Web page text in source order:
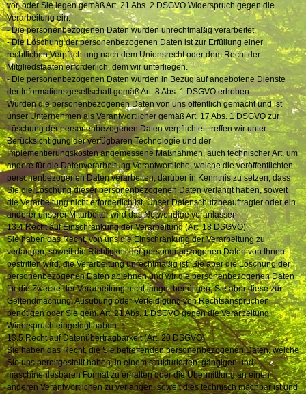
vor, oder Sie legen gemäß Art. 21 Abs. 2 DSGVO Widerspruch gegen die
Verarbeitung ein.
- Die personenbezogenen Daten wurden unrechtmäßig verarbeitet.
- Die Löschung der personenbezogenen Daten ist zur Erfüllung einer
rechtlichen Verpflichtung nach dem Unionsrecht oder dem Recht der
Mitgliedstaaten erforderlich, dem wir unterliegen.
- Die personenbezogenen Daten wurden in Bezug auf angebotene Dienste
der Informationsgesellschaft gemäß Art. 8 Abs. 1 DSGVO erhoben.
Wurden die personenbezogenen Daten von uns öffentlich gemacht und ist
unser Unternehmen als Verantwortlicher gemäß Art. 17 Abs. 1 DSGVO zur
Löschung der personenbezogenen Daten verpflichtet, treffen wir unter
Berücksichtigung der verfügbaren Technologie und der
Implementierungskosten angemessene Maßnahmen, auch technischer Art, um
andere für die Datenverarbeitung Verantwortliche, welche die veröffentlichten
personenbezogenen Daten verarbeiten, darüber in Kenntnis zu setzen, dass
Sie die Löschung dieser personenbezogenen Daten verlangt haben, soweit
die Verarbeitung nicht erforderlich ist. Unser Datenschutzbeauftragter oder ein
anderer unserer Mitarbeiter wird das Notwendige veranlassen.
13.4 Recht auf Einschränkung der Verarbeitung (Art. 18 DSGVO)
Sie haben das Recht, von uns die Einschränkung der Verarbeitung zu
verlangen, soweit die Richtigkeit der personenbezogenen Daten von Ihnen
bestritten wird, die Verarbeitung unrechtmäßig ist, Sie aber die Löschung der
personenbezogenen Daten ablehnen und wir die personenbezogenen Daten
für die Zwecke der Verarbeitung nicht länger benötigen, Sie aber diese zur
Geltendmachung, Ausübung oder Verteidigung von Rechtsansprüchen
benötigen oder Sie gem. Art. 21 Abs. 1 DSGVO gegen die Verarbeitung
Widerspruch eingelegt haben.
13.5 Recht auf Datenübertragbarkeit (Art. 20 DSGVO)
Sie haben das Recht, die Sie betreffenden personenbezogenen Daten, welche
Sie uns bereitgestellt haben, in einem strukturierten, gängigen und
maschinenlesbaren Format zu erhalten oder die Übermittlung an einen
anderen Verantwortlichen zu verlangen, soweit dies technisch machbar ist und